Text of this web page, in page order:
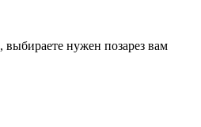
выбираете нужен позарез вам